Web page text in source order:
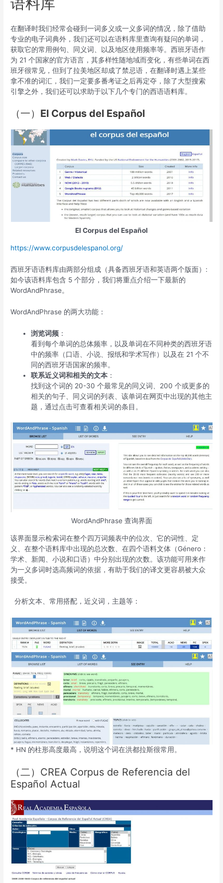
在翻译时我们经常会碰到一词多义或一义多词的情况，除了借助
专业的电子词典外，我们还可以在语料库里查询有疑问的单词，
获取它的常用例句、同义词、以及地区使用频率等。西班牙语作
为 21 个国家的官方语言，其多样性随地域而变化，有些单词在西
班牙很常见，但到了拉美地区却成了禁忌语，在翻译时遇上某些
拿不准的词汇，我们一定要多番考证之后再定夺，除了大型搜索
引擎之外，我们还可以求助于以下几个专门的西语语料库。
（一） El Corpus del Español
El Corpus del Español
https://www.corpusdelespanol.org/
西班牙语语料库由两部分组成（具备西班牙语和英语两个版面）:
如今该语料库包含 5 个部分，我们将重点介绍一下最新的
WordAndPhrase。
WordAndPhrase 的两大功能：
浏览词频 ：
看到每个单词的总体频率，以及单词在不同种类的西班牙语
中的频率（口语、小说、报纸和学术写作）以及在 21 个不
同的西班牙语国家的频率。
联系近义词和相关的文本 ：
找到这个词的 20-30 个最常见的同义词、200 个或更多的
相关的句子、同义词的列表、该单词在网页中出现的其他主
题，通过点击可查看相关词的条目。
WordAndPhrase 查询界面
该界面显示检索词在整个四万词频表中的位次、它的词性、定
义、在整个语料库中出现的总次数、在四个语料文体（Género：
学术、新闻、小说和口语）中分别出现的次数。该功能可用来作
为一义多词时选高频词的依据，有助于我们的译文更容易被大众
接受。
分析文本、常用搭配，近义词，主题等：
* HN 的柱形高度最高，说明这个词在洪都拉斯很常用。
（二）CREA Corpus de Referencia del
Español Actual